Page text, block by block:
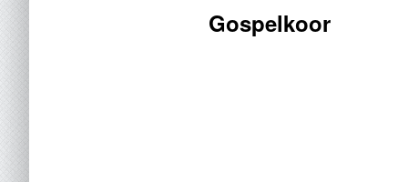
Gospelkoor